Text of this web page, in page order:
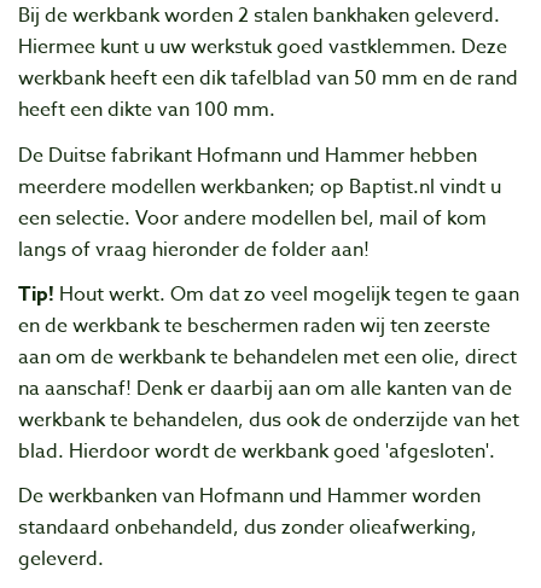
Bij de werkbank worden 2 stalen bankhaken geleverd.
Hiermee kunt u uw werkstuk goed vastklemmen. Deze
werkbank heeft een dik tafelblad van 50 mm en de rand
heeft een dikte van 100 mm.
De Duitse fabrikant Hofmann und Hammer hebben
meerdere modellen werkbanken; op Baptist.nl vindt u
een selectie. Voor andere modellen bel, mail of kom
langs of vraag hieronder de folder aan!
Tip! Hout werkt. Om dat zo veel mogelijk tegen te gaan
en de werkbank te beschermen raden wij ten zeerste
aan om de werkbank te behandelen met een olie, direct
na aanschaf! Denk er daarbij aan om alle kanten van de
werkbank te behandelen, dus ook de onderzijde van het
blad. Hierdoor wordt de werkbank goed 'afgesloten'.
De werkbanken van Hofmann und Hammer worden
standaard onbehandeld, dus zonder olieafwerking,
geleverd.